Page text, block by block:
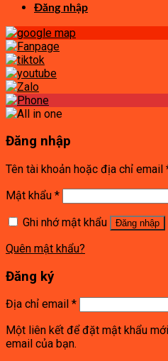
Đăng nhập
Đăng nhập
Tên tài khoản hoặc địa chỉ email
Mật khẩu *
Ghi nhớ mật khẩu
Đăng nhập
Quên mật khẩu?
Đăng ký
Địa chỉ email *
Một liên kết để đặt mật khẩu
email của bạn.